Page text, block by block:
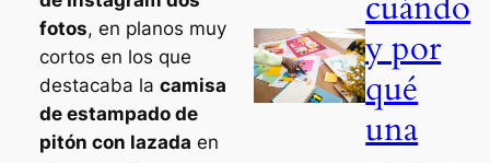
fotos, en planos muy
cortos en los que
destacaba la camisa
de estampado de
pitón con lazada en
y por
qué
una